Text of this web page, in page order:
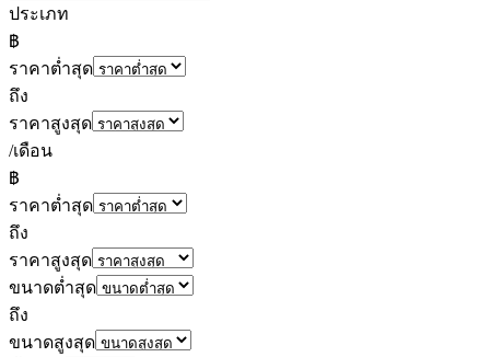
ประเภท
฿
ราคาต่ำสุด
ถึง
ราคาสูงสุด
/เดือน
฿
ราคาต่ำสุด
ถึง
ราคาสูงสุด
ขนาดต่ำสุด
ถึง
ขนาดสูงสุด